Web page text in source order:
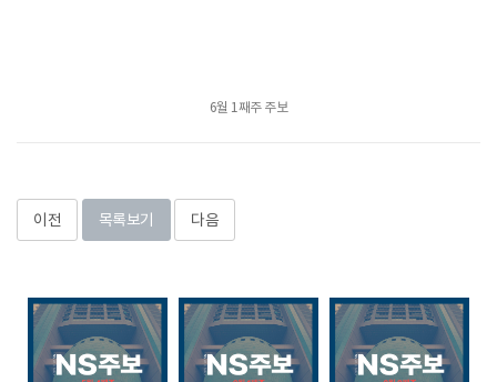
6월 1째주 주보
이전 목록보기 다음